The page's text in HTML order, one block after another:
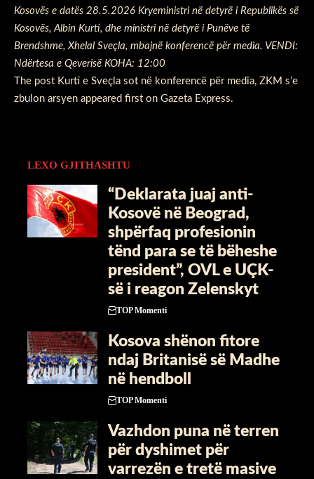
Kosovës e datës 28.5.2026 Kryeministri në detyrë i Republikës së
Kosovës, Albin Kurti, dhe ministri në detyrë i Punëve të
Brendshme, Xhelal Sveçla, mbajnë konferencë për media. VENDI:
Ndërtesa e Qeverisë KOHA: 12:00
The post Kurti e Sveçla sot në konferencë për media, ZKM s’e
zbulon arsyen appeared first on Gazeta Express.
LEXO GJITHASHTU
“Deklarata juaj anti-
Kosovë në Beograd,
shpërfaq profesionin
tënd para se të bëheshe
president”, OVL e UÇK-
së i reagon Zelenskyt
TOP Momenti
Kosova shënon fitore
ndaj Britanisë së Madhe
në hendboll
TOP Momenti
Vazhdon puna në terren
për dyshimet për
varrezën e tretë masive